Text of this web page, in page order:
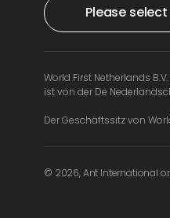
Please select
World First Netherlands
ist von der De
Der Geschäftssitz von
© 2026, Ant International